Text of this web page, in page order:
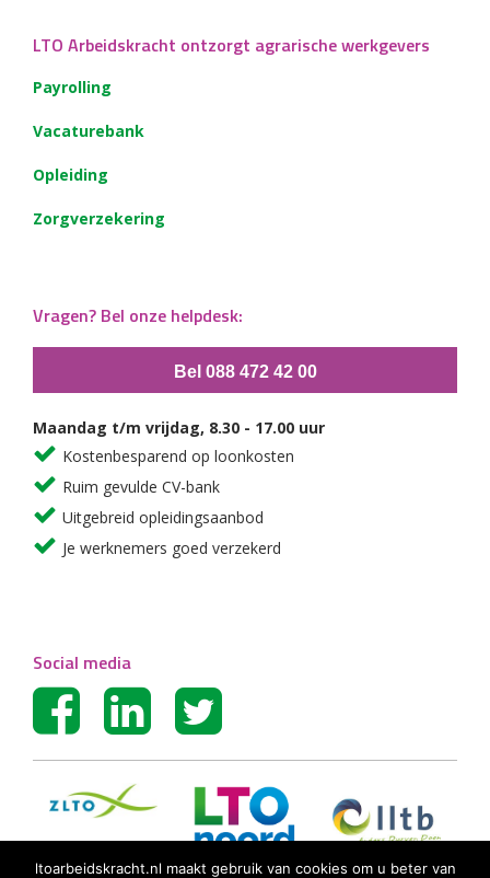
LTO Arbeidskracht ontzorgt agrarische werkgevers
Payrolling
Vacaturebank
Opleiding
Zorgverzekering
Vragen? Bel onze helpdesk:
Bel 088 472 42 00
Maandag t/m vrijdag, 8.30 - 17.00 uur
Kostenbesparend op loonkosten
Ruim gevulde CV-bank
Uitgebreid opleidingsaanbod
Je werknemers goed verzekerd
Social media
ltoarbeidskracht.nl maakt gebruik van cookies om u beter van